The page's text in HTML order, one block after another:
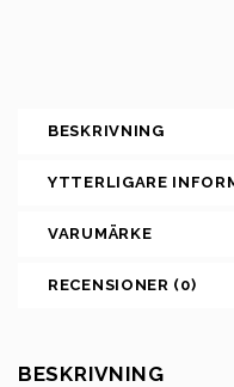
BESKRIVNING
YTTERLIGARE
VARUMÄRKE
RECENSIONER (0)
BESKRIVNING